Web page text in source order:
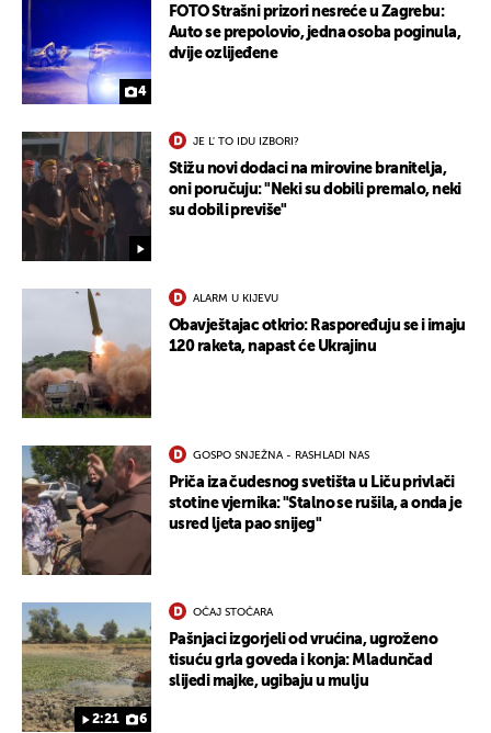
4
FOTO Strašni prizori nesreće u Zagrebu:
Auto se prepolovio, jedna osoba poginula,
dvije ozlijeđene
JE L' TO IDU IZBORI?
Stižu novi dodaci na mirovine branitelja,
oni poručuju: "Neki su dobili premalo, neki
su dobili previše"
ALARM U KIJEVU
Obavještajac otkrio: Raspoređuju se i imaju
120 raketa, napast će Ukrajinu
GOSPO SNJEŽNA - RASHLADI NAS
Priča iza čudesnog svetišta u Liču privlači
stotine vjernika: "Stalno se rušila, a onda je
usred ljeta pao snijeg"
2:21 6
OČAJ STOČARA
Pašnjaci izgorjeli od vrućina, ugroženo
tisuću grla goveda i konja: Mladunčad
slijedi majke, ugibaju u mulju
UKLJUČITE NOTIFIKACIJE